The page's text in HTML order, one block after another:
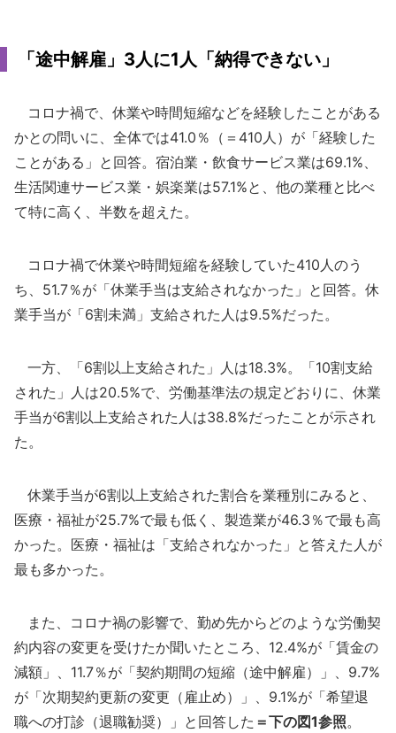
「途中解雇」3人に1人「納得できない」
コロナ禍で、休業や時間短縮などを経験したことがある
かとの問いに、全体では41.0％（＝410人）が「経験した
ことがある」と回答。宿泊業・飲食サービス業は69.1%、
生活関連サービス業・娯楽業は57.1%と、他の業種と比べ
て特に高く、半数を超えた。
コロナ禍で休業や時間短縮を経験していた410人のう
ち、51.7％が「休業手当は支給されなかった」と回答。休
業手当が「6割未満」支給された人は9.5%だった。
一方、「6割以上支給された」人は18.3%。「10割支給
された」人は20.5%で、労働基準法の規定どおりに、休業
手当が6割以上支給された人は38.8%だったことが示され
た。
休業手当が6割以上支給された割合を業種別にみると、
医療・福祉が25.7%で最も低く、製造業が46.3％で最も高
かった。医療・福祉は「支給されなかった」と答えた人が
最も多かった。
また、コロナ禍の影響で、勤め先からどのような労働契
約内容の変更を受けたか聞いたところ、12.4%が「賃金の
減額」、11.7％が「契約期間の短縮（途中解雇）」、9.7%
が「次期契約更新の変更（雇止め）」、9.1%が「希望退
職への打診（退職勧奨）」と回答した ＝下の図1参照。